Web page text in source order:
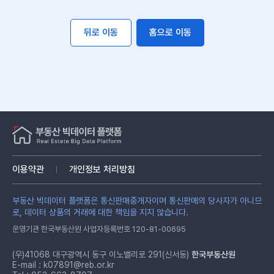
뒤로 이동 홈으로 이동
이용약관 개인정보 처리방침
부동산 빅데이터 플랫폼은 통신판매중개자이며 통신판매의 당사자가 아니므
로, 데이터 상품의 거래에 대한 책임을 지지 않습니다.
운영기관 한국부동산원 사업자등록번호 120-81-00695
(우)41068 대구광역시 동구 이노밸리로 291(신서동) 한국부동산원
E-mail : k07891@reb.or.kr